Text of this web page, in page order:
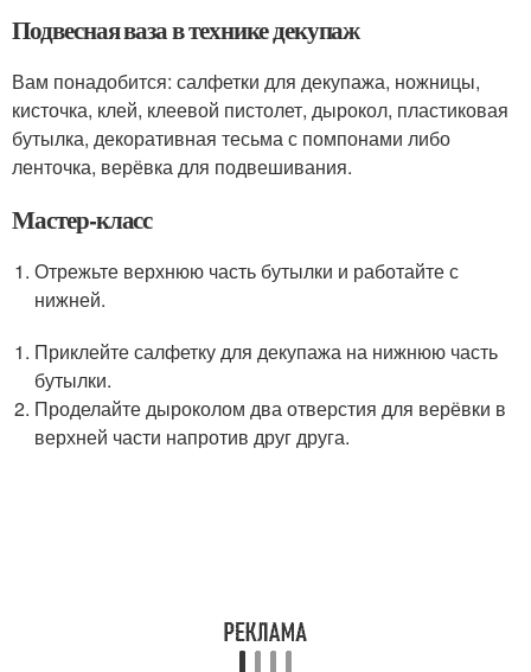
Подвесная ваза в технике декупаж
Вам понадобится: салфетки для декупажа, ножницы,
кисточка, клей, клеевой пистолет, дырокол, пластиковая
бутылка, декоративная тесьма с помпонами либо
ленточка, верёвка для подвешивания.
Мастер-класс
Отрежьте верхнюю часть бутылки и работайте с
нижней.
Приклейте салфетку для декупажа на нижнюю часть
бутылки.
Проделайте дыроколом два отверстия для верёвки в
верхней части напротив друг друга.